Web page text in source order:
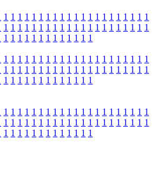
1 1 1 1 1 1 1 1 1 1 1 1 1 1 1 1 1 1 1 1 1
1 1 1 1 1 1 1 1 1 1 1 1 1 1 1 1 1 1 1 1 1
1 1 1 1 1 1 1 1 1 1 1 1 1
1 1 1 1 1 1 1 1 1 1 1 1 1 1 1 1 1 1 1 1 1
1 1 1 1 1 1 1 1 1 1 1 1 1 1 1 1 1 1 1 1 1
1 1 1 1 1 1 1 1 1 1 1 1 1
1 1 1 1 1 1 1 1 1 1 1 1 1 1 1 1 1 1 1 1 1
1 1 1 1 1 1 1 1 1 1 1 1 1 1 1 1 1 1 1 1 1
1 1 1 1 1 1 1 1 1 1 1 1 1